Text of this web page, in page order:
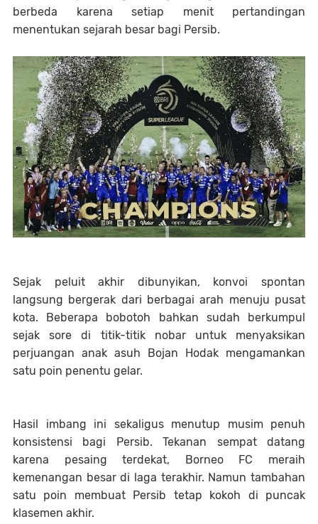
berbeda karena setiap menit pertandingan
menentukan sejarah besar bagi Persib.
Sejak peluit akhir dibunyikan, konvoi spontan
langsung bergerak dari berbagai arah menuju pusat
kota. Beberapa bobotoh bahkan sudah berkumpul
sejak sore di titik-titik nobar untuk menyaksikan
perjuangan anak asuh Bojan Hodak mengamankan
satu poin penentu gelar.
Hasil imbang ini sekaligus menutup musim penuh
konsistensi bagi Persib. Tekanan sempat datang
karena pesaing terdekat, Borneo FC meraih
kemenangan besar di laga terakhir. Namun tambahan
satu poin membuat Persib tetap kokoh di puncak
klasemen akhir.